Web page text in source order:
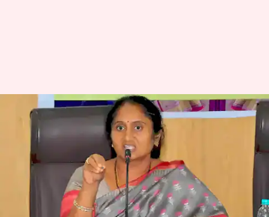
Andrapradesh: రాష్ట్రంలో తొలిసారి
బీసీ రక్షణ చట్టం అమలు: మంత్రి
సవిత
Jayachandra Akuri Mar 14, 2026 05:17 pm
ఈ వార్తాకథనం ఏంటి